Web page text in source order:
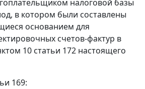
налоговой базы
в котором были составлены
основанием для
счетов-фактур в
10 статьи 172 настоящего
169: